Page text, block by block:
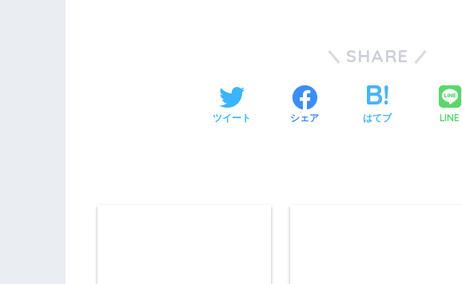
SHARE
ツイート シェア はてブ LINE